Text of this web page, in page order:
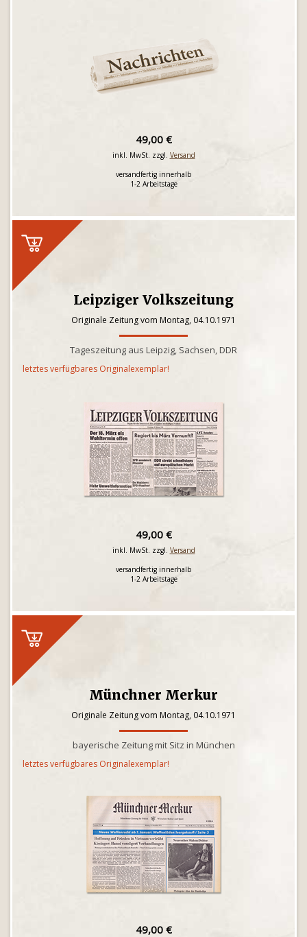
49,00 €
inkl. MwSt. zzgl. Versand
versandfertig innerhalb
1-2 Arbeitstage
Leipziger Volkszeitung
Originale Zeitung vom Montag, 04.10.1971
Tageszeitung aus Leipzig, Sachsen, DDR
letztes verfügbares Originalexemplar!
49,00 €
inkl. MwSt. zzgl. Versand
versandfertig innerhalb
1-2 Arbeitstage
Münchner Merkur
Originale Zeitung vom Montag, 04.10.1971
bayerische Zeitung mit Sitz in München
letztes verfügbares Originalexemplar!
49,00 €